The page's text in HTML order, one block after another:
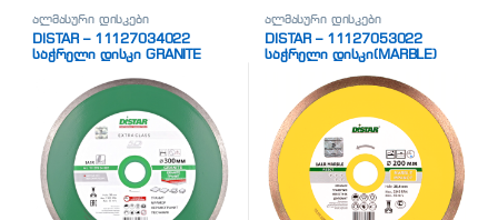
ალმასური დისკები
DISTAR – 11127034022
საჭრელი დისკი GRANITE
ალმასური დისკები
DISTAR – 11127053022
საჭრელი დისკი(MARBLE)